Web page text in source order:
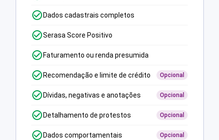
Dados cadastrais completos
Serasa Score Positivo
Faturamento ou renda presumida
Recomendação e limite de crédito Opcional
Dívidas, negativas e anotações Opcional
Detalhamento de protestos Opcional
Dados comportamentais Opcional